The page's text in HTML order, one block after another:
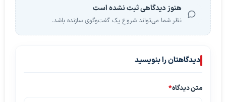
هنوز دیدگاهی ثبت نشده است
نظر شما می‌تواند شروع یک گفت‌وگوی سازنده باشد.
دیدگاهتان را بنویسید
متن دیدگاه*